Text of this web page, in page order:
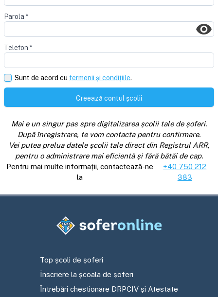
Parola *
Telefon *
Sunt de acord cu termenii și condițiile.
Creează contul școlii
Mai e un singur pas spre digitalizarea școlii tale de șoferi.
După înregistrare, te vom contacta pentru confirmare.
Vei putea prelua datele școlii tale direct din Registrul ARR,
pentru o administrare mai eficientă și fără bătăi de cap.
Pentru mai multe informații, contactează-ne
la
+40 750 212
383
Top școli de șoferi
Înscriere la școala de șoferi
Întrebări chestionare DRPCIV și Atestate